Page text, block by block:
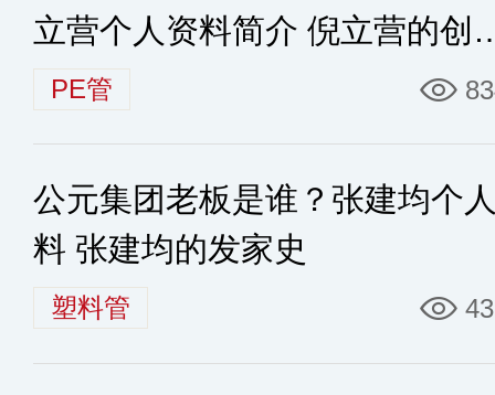
立营个人资料简介 倪立营的创
历程简介
PE管
公元集团老板是谁？张建均个
料 张建均的发家史
塑料管